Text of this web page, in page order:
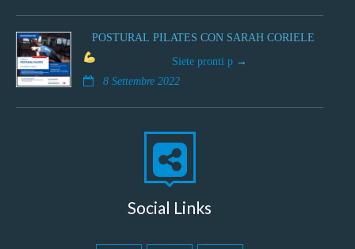
POSTURAL PILATES CON SARAH CORIELE
Siete pronti p
8 Settembre 2022
Social Links